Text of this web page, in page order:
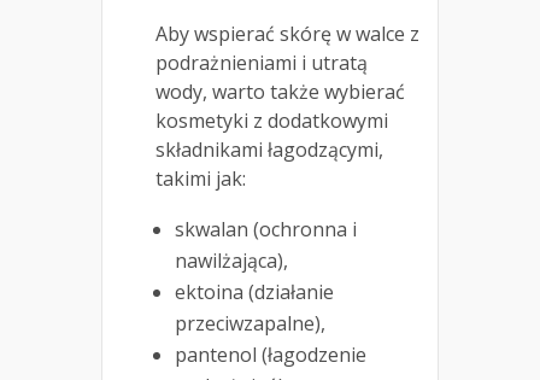
Aby wspierać skórę w walce z
podrażnieniami i utratą
wody, warto także wybierać
kosmetyki z dodatkowymi
składnikami łagodzącymi,
takimi jak:
skwalan (ochronna i
nawilżająca),
ektoina (działanie
przeciwzapalne),
pantenol (łagodzenie